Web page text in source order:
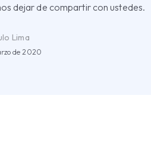
dejar de compartir con ustedes.
Lima
de 2020